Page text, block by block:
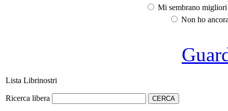
Mi sembrano
Non ho
Lista Librinostri
Ricerca libera